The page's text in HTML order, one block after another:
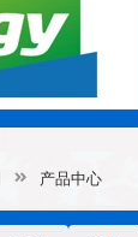
产品中心